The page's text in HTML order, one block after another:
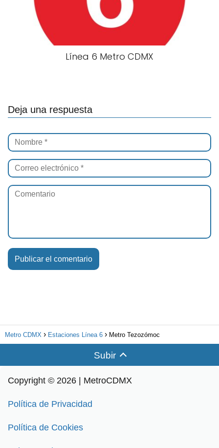
Línea 6 Metro CDMX
Deja una respuesta
Metro CDMX Estaciones Línea 6 Metro Tezozómoc
Subir
Copyright © 2026 | MetroCDMX
Política de Privacidad
Política de Cookies